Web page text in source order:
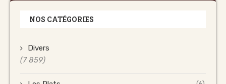
NOS CATÉGORIES
Divers
(7 859)